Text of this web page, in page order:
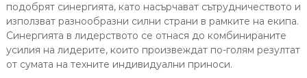
подобрят синергията, като насърчават сътрудничеството и
използват разнообразни силни страни в рамките на екипа.
Синергията в лидерството се отнася до комбинираните
усилия на лидерите, които произвеждат по-голям резултат
от сумата на техните индивидуални приноси.